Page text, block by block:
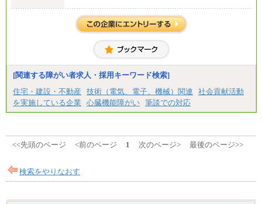
【正社員】
[全国社員]月給348,000円～
[地域社員]月給295,000円～
【契約社員】月給200,000円～
[関連する障がい者求人・採用キーワード検索]
住宅・建設・不動産
技術（電気、電子、機械）関連
社会貢献活動
を実施している企業
心臓機能障がい 筆談での対応
<<先頭のページ <前のページ 1 次のページ> 最後のページ>>
検索をやりなおす